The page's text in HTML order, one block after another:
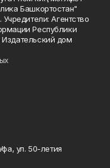
Башкортостан"
Агентство
Республики
дом
ул. 50-летия